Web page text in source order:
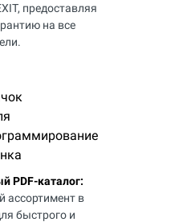
предоставляя
на все
PDF-каталог:
ассортимент в
быстрого и